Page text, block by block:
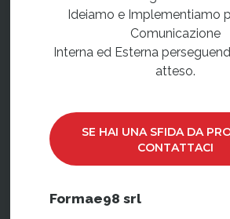
Ideiamo e Implementiamo
Comunicazione
Interna ed Esterna
atteso.
SE HAI UNA SFIDA DA
CONTATTACI
Formae98 srl